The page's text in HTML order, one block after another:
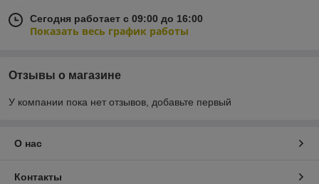
Сегодня работает с 09:00 до 16:00
Показать весь график работы
Отзывы о магазине
У компании пока нет отзывов, добавьте первый
О нас
Контакты